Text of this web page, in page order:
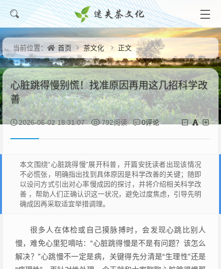
当前位置： 首页 茶文化 正文
心脏跳得慢别慌！找准原因再用这几招科学改
善
2026-06-02 18:31:07 792阅读 0评论
本文围绕“心脏跳得慢”展开科普，开篇安抚读者出现该情况
不必慌张，明确指出找到具体原因是科学改善的关键；随即
以设问方式引出对心率慢成因的探讨，并将介绍相关科学改
善 ，帮助人们正确认识这一状况，避免过度焦虑，引导先明
确成因再采取适宜举措调理。
很多人在体检或自己摸脉搏时，会发现心跳比别人
慢，难免心里犯嘀咕：“心脏跳得慢是不是有问题？该怎么
解决？”心跳慢不一定是病，关键得先分清是“生理性”还是